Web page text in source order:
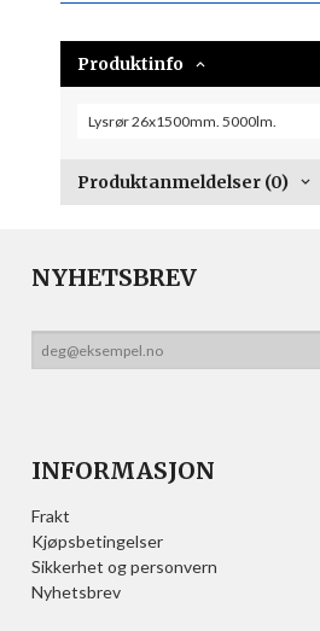
Produktinfo
Lysrør 26x1500mm. 5000lm.
Produktanmeldelser (0)
NYHETSBREV
INFORMASJON
Frakt
Kjøpsbetingelser
Sikkerhet og personvern
Nyhetsbrev